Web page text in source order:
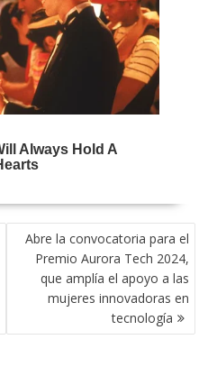
Abre la convocatoria para el
Premio Aurora Tech 2024,
que amplía el apoyo a las
mujeres innovadoras en
tecnología